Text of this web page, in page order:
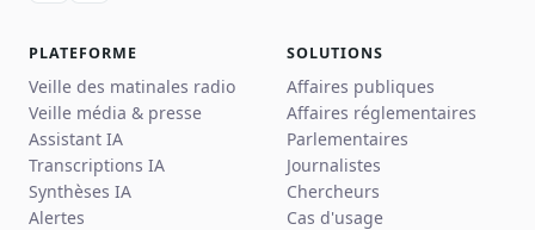
PLATEFORME
Veille des matinales radio
Veille média & presse
Assistant IA
Transcriptions IA
Synthèses IA
Alertes
SOLUTIONS
Affaires publiques
Affaires réglementaires
Parlementaires
Journalistes
Chercheurs
Cas d'usage